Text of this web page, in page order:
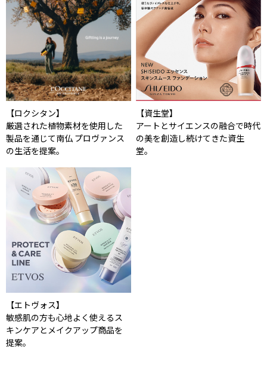
【ロクシタン】
厳選された植物素材を使用した
製品を通じて南仏 プロヴァンス
の生活を提案。
【資生堂】
アートとサイエンスの融合で時代
の美を創造し続けてきた資生
堂。
【エトヴォス】
敏感肌の方も心地よく使えるス
キンケアとメイクアップ商品を
提案。